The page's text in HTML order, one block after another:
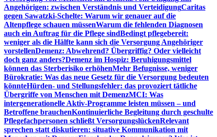
Angehörigen: zwischen Verständnis und VerteidigungCaritas
gegen Sawatzki-Schelte: Warum wir genauer auf die
Altenpflege schauen müssenWarum die fehlenden Diagnosen
auch ein Auftrag für die Pflege sindBedingt pflegebereit:
weniger als die Hälfte kann sich die Versorgung Angehöriger
vorstellenDemenz: Abwehrend? Übergriffig? Oder vielleicht
doch ganz anders?Demenz im Hospiz: Beruhigungsmittel
können das Sterberisiko erhöhenMehr Befugnisse, weniger
Bürokratie: Was das neue Gesetz für die Versorgung bedeuten
könnteHürden- und Stellungsfehler: das provoziert tätliche
Übergriffe von Menschen mit DemenzMCI: Was
intergenerationelle Aktiv-Programme leisten müssen – und
Betroffene brauchenKontinuierliche Begleitung durch geschulte
Pflegefachpersonen schließt VersorgungslückenRelevant
sprechen statt diskutieren: situative Kommunikation mit